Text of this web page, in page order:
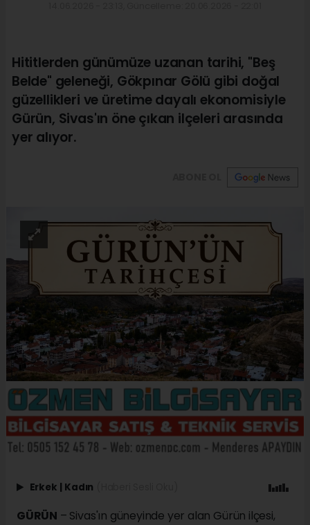
Hititlerden günümüze uzanan tarihi, "Beş
Belde" geleneği, Gökpınar Gölü gibi doğal
güzellikleri ve üretime dayalı ekonomisiyle
Gürün, Sivas'ın öne çıkan ilçeleri arasında
yer alıyor.
Erkek Kadın
GÜRÜN – Sivas'ın güneyinde yer alan Gürün ilçesi,